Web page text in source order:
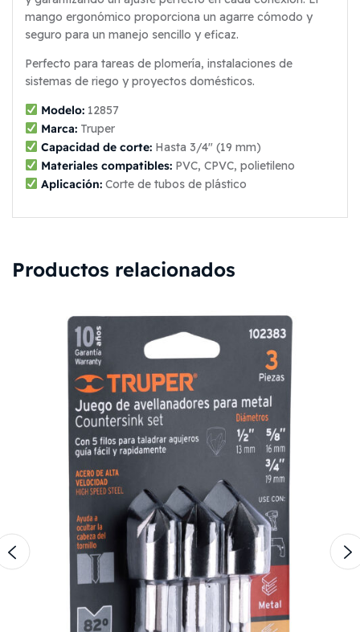
mango ergonómico proporciona un agarre cómodo y
seguro para un manejo sencillo y eficaz.
Perfecto para tareas de plomería, instalaciones de
sistemas de riego y proyectos domésticos.
Modelo:12857
Marca:Truper
Capacidad de corte:Hasta 3/4″ (19 mm)
Materiales compatibles:PVC, CPVC, polietileno
Aplicación:Corte de tubos de plástico
Productos relacionados